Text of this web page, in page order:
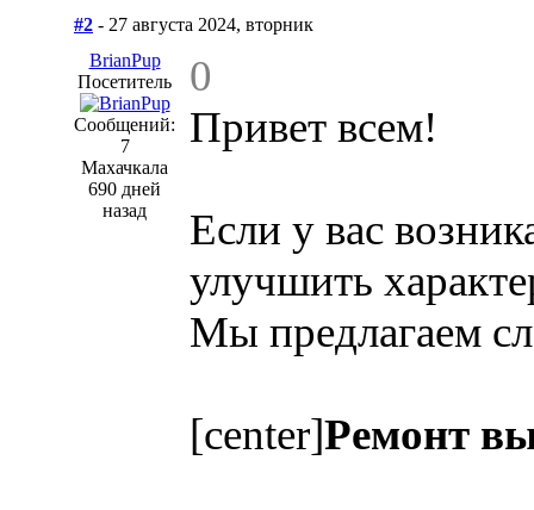
#2 - 27 августа 2024, вторник
BrianPup
Посетитель
Сообщений:
7
Махачкала
690 дней
назад
0
Привет всем!
Если у вас
улучшить
Мы предлагаем
[center]Ремонт